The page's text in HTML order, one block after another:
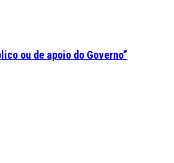
ou de apoio do Governo”